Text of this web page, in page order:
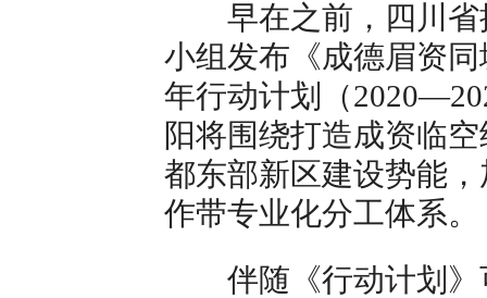
早在之前，四川省
小组发布《成德眉资
年行动计划（
阳将围绕打造成资临
都东部新区建设势能
作带专业化分工体系。
伴随《行动计划》